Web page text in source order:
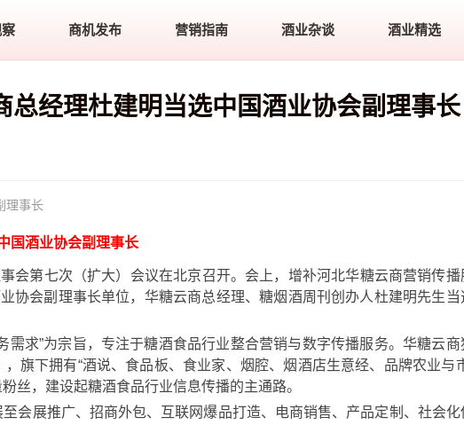
商机发布 营销指南 酒业杂谈 酒业精选
总经理杜建明当选中国酒业协会副理事长
理事长
国酒业协会副理事长
会第七次（扩大）会议在北京召开。会上，增补河北华糖云商营销传播
协会副理事长单位，华糖云商总经理、糖烟酒周刊创办人杜建明先生当
需求”为宗旨，专注于糖酒食品行业整合营销与数字传播服务。华糖云商
旗下拥有“酒说、食品板、食业家、烟腔、烟酒店生意经、品牌农业与
丝，建设起糖酒食品行业信息传播的主通路。
会展推广、招商外包、互联网爆品打造、电商销售、产品定制、社会化